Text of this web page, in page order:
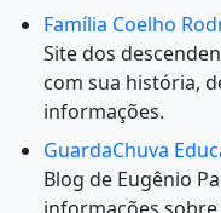
Família Coelho
Site dos
com sua história,
informações.
GuardaChuva
Blog de Eugênio
informações